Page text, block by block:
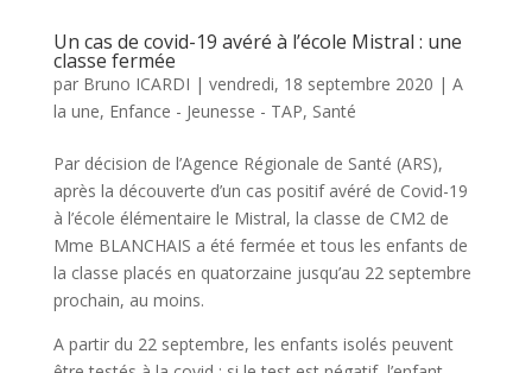
Un cas de covid-19 avéré à l’école Mistral : une
classe fermée
par Bruno ICARDI | vendredi, 18 septembre 2020 | A
la une, Enfance - Jeunesse - TAP, Santé
Par décision de l’Agence Régionale de Santé (ARS),
après la découverte d’un cas positif avéré de Covid-19
à l’école élémentaire le Mistral, la classe de CM2 de
Mme BLANCHAIS a été fermée et tous les enfants de
la classe placés en quatorzaine jusqu’au 22 septembre
prochain, au moins.
A partir du 22 septembre, les enfants isolés peuvent